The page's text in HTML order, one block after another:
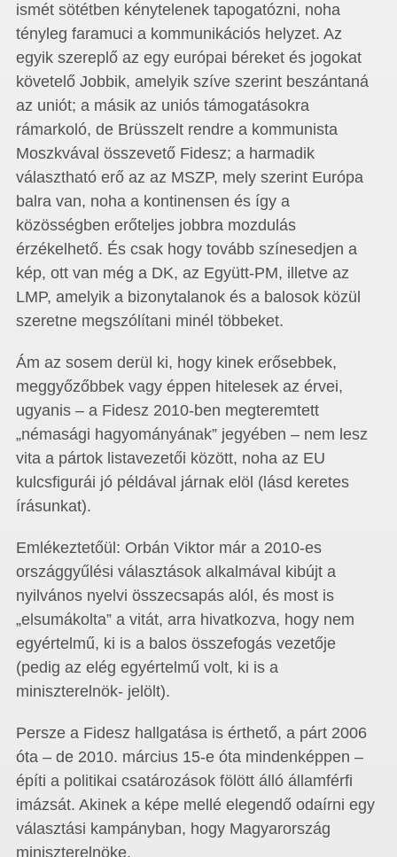
ismét sötétben kénytelenek tapogatózni, noha
tényleg faramuci a kommunikációs helyzet. Az
egyik szereplő az egy európai béreket és jogokat
követelő Jobbik, amelyik szíve szerint beszántaná
az uniót; a másik az uniós támogatásokra
rámarkoló, de Brüsszelt rendre a kommunista
Moszkvával összevető Fidesz; a harmadik
választható erő az az MSZP, mely szerint Európa
balra van, noha a kontinensen és így a
közösségben erőteljes jobbra mozdulás
érzékelhető. És csak hogy tovább színesedjen a
kép, ott van még a DK, az Együtt-PM, illetve az
LMP, amelyik a bizonytalanok és a balosok közül
szeretne megszólítani minél többeket.
Ám az sosem derül ki, hogy kinek erősebbek,
meggyőzőbbek vagy éppen hitelesek az érvei,
ugyanis – a Fidesz 2010-ben megteremtett
„némasági hagyományának” jegyében – nem lesz
vita a pártok listavezetői között, noha az EU
kulcsfigurái jó példával járnak elöl (lásd keretes
írásunkat).
Emlékeztetőül: Orbán Viktor már a 2010-es
országgyűlési választások alkalmával kibújt a
nyilvános nyelvi összecsapás alól, és most is
„elsumákolta” a vitát, arra hivatkozva, hogy nem
egyértelmű, ki is a balos összefogás vezetője
(pedig az elég egyértelmű volt, ki is a
miniszterelnök- jelölt).
Persze a Fidesz hallgatása is érthető, a párt 2006
óta – de 2010. március 15-e óta mindenképpen –
építi a politikai csatározások fölött álló államférfi
imázsát. Akinek a képe mellé elegendő odaírni egy
választási kampányban, hogy Magyarország
miniszterelnöke.